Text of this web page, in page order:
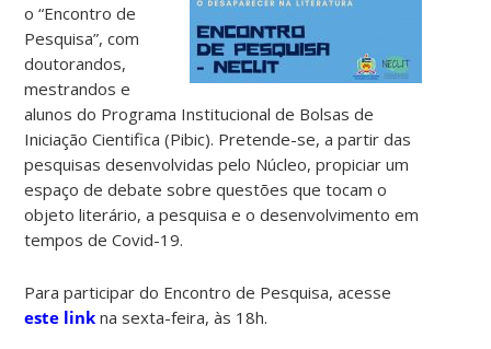
o “Encontro de
Pesquisa”, com
doutorandos,
mestrandos e
alunos do Programa Institucional de Bolsas de
Iniciação Cientifica (Pibic). Pretende-se, a partir das
pesquisas desenvolvidas pelo Núcleo, propiciar um
espaço de debate sobre questões que tocam o
objeto literário, a pesquisa e o desenvolvimento em
tempos de Covid-19.
Para participar do Encontro de Pesquisa, acesse
este link na sexta-feira, às 18h.